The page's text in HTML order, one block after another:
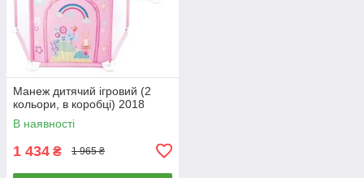
Манеж дитячий ігровий (2
кольори, в коробці) 2018
В наявності
1 434 ₴ 1 965 ₴